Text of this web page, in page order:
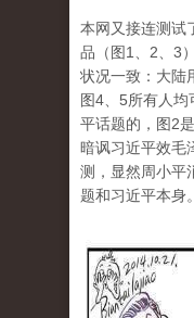
本网又接连测试
品（图1、2、3
状况一致：大陆
图4、5所有人
平话题的，图2
暗讽习近平效毛
测，显然周小平
题和习近平本身。